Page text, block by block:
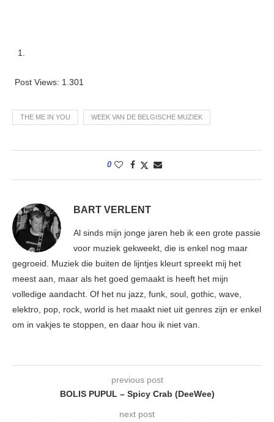
Post Views: 1.301
THE ME IN YOU WEEK VAN DE BELGISCHE MUZIEK
0
BART VERLENT
Al sinds mijn jonge jaren heb ik een grote passie
voor muziek gekweekt, die is enkel nog maar
gegroeid. Muziek die buiten de lijntjes kleurt spreekt mij het
meest aan, maar als het goed gemaakt is heeft het mijn
volledige aandacht. Of het nu jazz, funk, soul, gothic, wave,
elektro, pop, rock, world is het maakt niet uit genres zijn er enkel
om in vakjes te stoppen, en daar hou ik niet van.
previous post
BOLIS PUPUL – Spicy Crab (DeeWee)
next post